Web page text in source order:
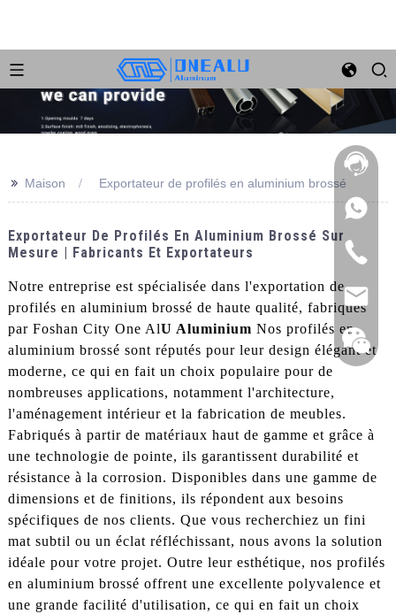
>> Maison Exportateur de profilés en aluminium brossé
Exportateur De Profilés En Aluminium Brossé Sur
Mesure | Fabricants Et Exportateurs
Notre entreprise est spécialisée dans l'exportation de
profilés en aluminium brossé de haute qualité, fabriqués
par Foshan City One AlU Aluminium Nos profilés en
aluminium brossé sont réputés pour leur design élégant et
moderne, ce qui en fait un choix populaire pour de
nombreuses applications, notamment l'architecture,
l'aménagement intérieur et la fabrication de meubles.
Fabriqués à partir de matériaux haut de gamme et grâce à
une technologie de pointe, ils garantissent durabilité et
résistance à la corrosion. Disponibles dans une gamme de
dimensions et de finitions, ils répondent aux besoins
spécifiques de nos clients. Que vous recherchiez un fini
mat subtil ou un éclat réfléchissant, nous avons la solution
idéale pour votre projet. Outre leur esthétique, nos profilés
en aluminium brossé offrent une excellente polyvalence et
une grande facilité d'utilisation, ce qui en fait un choix